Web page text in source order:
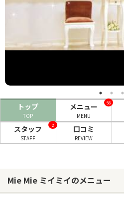
ネイルサロン
エステサロン
リラクゼーションサロン
美容クリニック
ヘアカタログ
メンズカタログ
トップ
TOP
メニュー
MENU
56
スタッフ
STAFF
2 口コミ
REVIEW
Mie Mie ミイミイのメニュー